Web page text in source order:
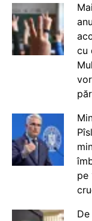
cu
pe